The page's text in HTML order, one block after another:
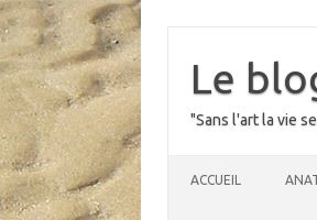
contentLe
"Sans l'art la vie
ACCUEIL